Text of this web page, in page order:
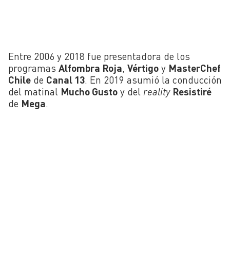
Entre 2006 y 2018 fue presentadora de los
programas Alfombra Roja, Vértigo y MasterChef
Chile de Canal 13. En 2019 asumió la conducción
del matinal Mucho Gusto y del reality Resistiré
de Mega.